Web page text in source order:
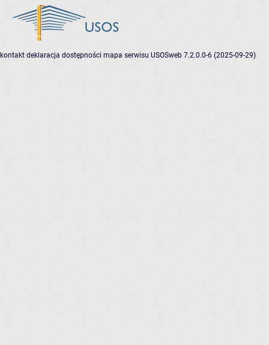
kontakt deklaracja dostępności mapa serwisu USOSweb 7.2.0.0-6 (2025-09-29)